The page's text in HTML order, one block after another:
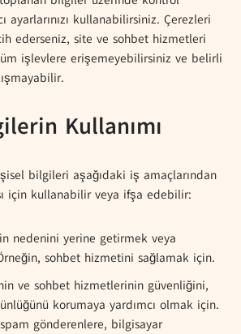
ayarlarınızı kullanabilirsiniz. Çerezleri
ederseniz, site ve sohbet hizmetleri
tüm işlevlere erişemeyebilirsiniz ve belirli
Kullanımı
bilgileri aşağıdaki iş amaçlarından
için kullanabilir veya ifşa edebilir:
nedenini yerine getirmek veya
sohbet hizmetini sağlamak için.
ve sohbet hizmetlerinin güvenliğini,
korumaya yardımcı olmak için.
gönderenlere, bilgisayar